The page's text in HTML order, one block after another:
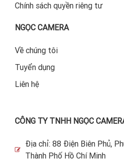
Chính sách quyền riêng tư
NGỌC CAMERA
Về chúng tôi
Tuyển dụng
Liên hệ
CÔNG TY TNHH NGỌC
Địa chỉ: 88 Điện Biên Phủ,
Thành Phố Hồ Chí Minh